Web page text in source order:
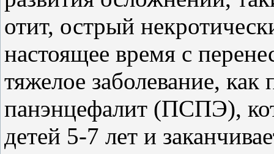
отит, острый
настоящее время с
тяжелое заболевание,
панэнцефалит (ПСПЭ),
детей 5-7 лет и